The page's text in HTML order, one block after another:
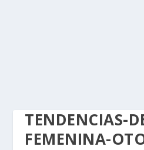
TENDENCIAS-
FEMENINA-